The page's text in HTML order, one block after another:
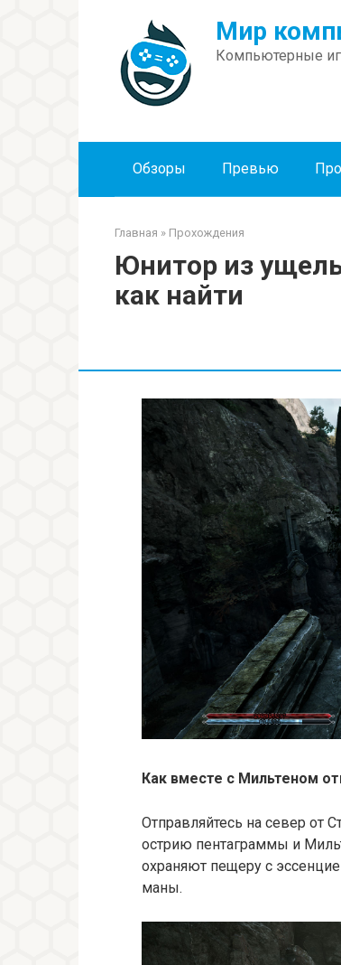
Мир
Компьютерные
Обзоры Превью
Главная » Прохождения
Юнитор из
как найти
Как вместе с Мильтеном
Отправляйтесь на север от
острию пентаграммы и
охраняют пещеру с
маны.